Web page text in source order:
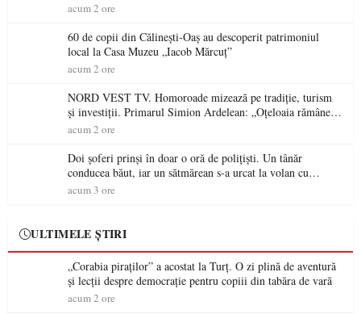
acum 2 ore
60 de copii din Călinești-Oaș au descoperit patrimoniul
local la Casa Muzeu „Iacob Mărcuț”
acum 2 ore
NORD VEST TV. Homoroade mizează pe tradiție, turism
și investiții. Primarul Simion Ardelean: „Oțeloaia rămâne
un brand al Codrului”
acum 2 ore
Doi șoferi prinși în doar o oră de polițiști. Un tânăr
conducea băut, iar un sătmărean s-a urcat la volan cu
permisul suspendat
acum 3 ore
ULTIMELE ȘTIRI
„Corabia piraților” a acostat la Turț. O zi plină de aventură
și lecții despre democrație pentru copiii din tabăra de vară
acum 2 ore